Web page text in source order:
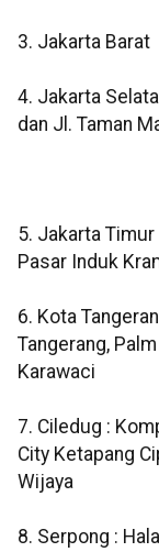
3. Jakarta Barat
4. Jakarta
dan Jl. Taman
5. Jakarta
Pasar Induk
6. Kota
Tangerang,
Karawaci
7. Ciledug :
City Ketapang
Wijaya
8. Serpong :